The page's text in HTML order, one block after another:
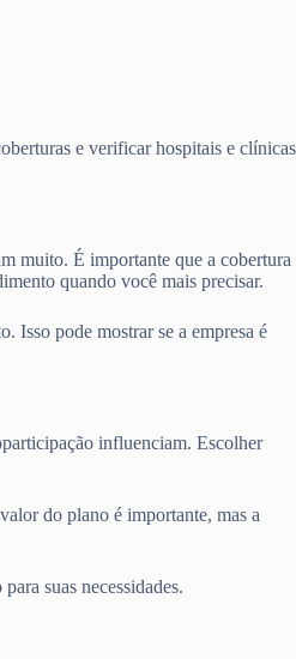
e verificar hospitais e clínicas
muito. É importante que a cobertura
quando você mais precisar.
Isso pode mostrar se a empresa é
influenciam. Escolher
do plano é importante, mas a
suas necessidades.